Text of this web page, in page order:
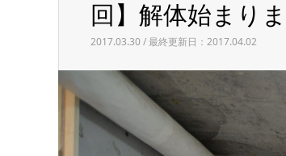
回】解体始まりま
2017.03.30 / 最終更新日：2017.04.02